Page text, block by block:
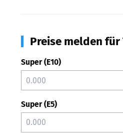
Preise melden
Super (E10)
Super (E5)